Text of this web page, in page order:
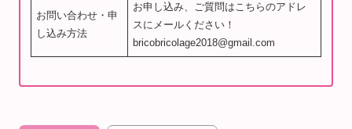
お問い合わせ・申
し込み方法
お申し込み、ご質問はこちらのアドレ
スにメールください！
bricobricolage2018@gmail.com